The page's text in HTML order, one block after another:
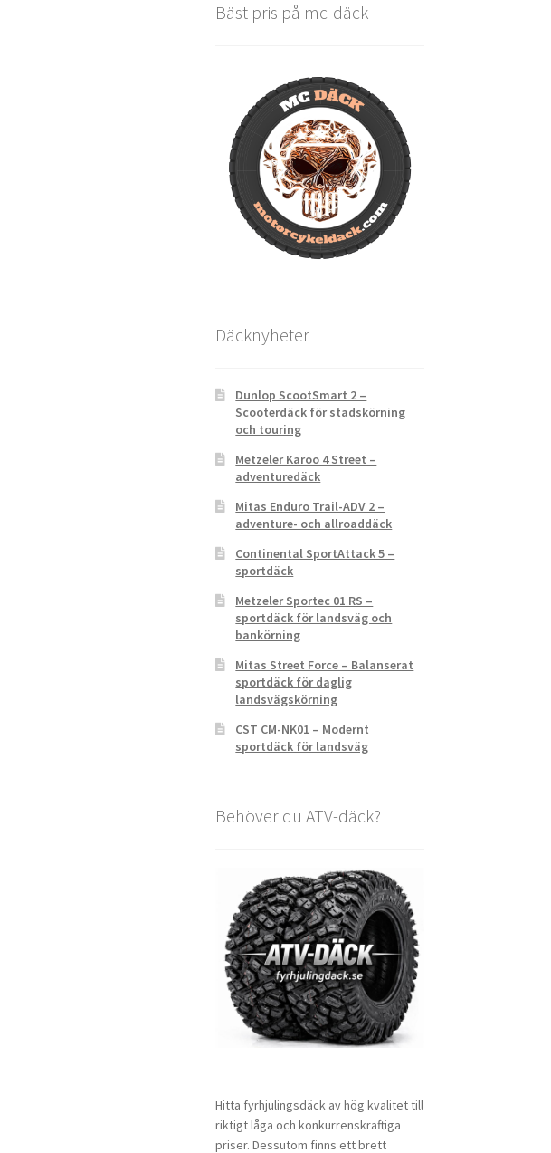
Bäst pris på mc-däck
Däcknyheter
Dunlop ScootSmart 2 –
Scooterdäck för stadskörning
och touring
Metzeler Karoo 4 Street –
adventuredäck
Mitas Enduro Trail-ADV 2 –
adventure- och allroaddäck
Continental SportAttack 5 –
sportdäck
Metzeler Sportec 01 RS –
sportdäck för landsväg och
bankörning
Mitas Street Force – Balanserat
sportdäck för daglig
landsvägskörning
CST CM-NK01 – Modernt
sportdäck för landsväg
Behöver du ATV-däck?
Hitta fyrhjulingsdäck av hög kvalitet till
riktigt låga och konkurrenskraftiga
priser. Dessutom finns ett brett